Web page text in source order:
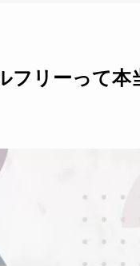
フリーって本